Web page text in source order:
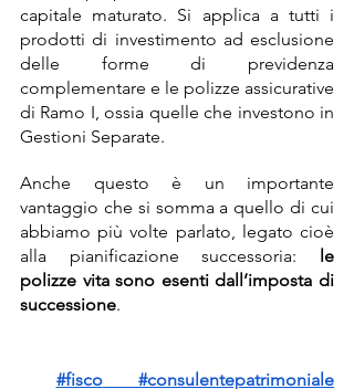
capitale maturato. Si applica a tutti i
prodotti di investimento ad esclusione
delle forme di previdenza
complementare e le polizze assicurative
di Ramo I, ossia quelle che investono in
Gestioni Separate.
Anche questo è un importante
vantaggio che si somma a quello di cui
abbiamo più volte parlato, legato cioè
alla pianificazione successoria:
le
polizze vita sono esenti dall’imposta di
successione.
#fisco #consulentepatrimoniale